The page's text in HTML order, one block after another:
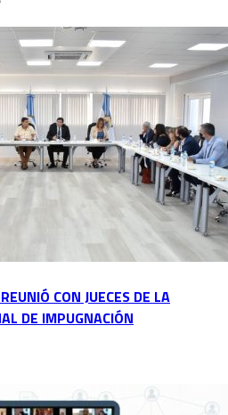
CON JUECES DE LA
DE IMPUGNACIÓN